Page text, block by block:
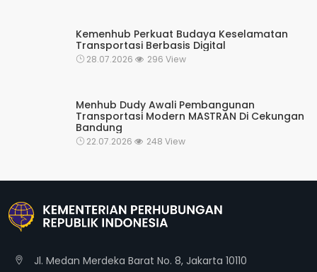
Kemenhub Perkuat Budaya Keselamatan
Transportasi Berbasis Digital
28.07.2026 296 View
Menhub Dudy Awali Pembangunan
Transportasi Modern MASTRAN Di Cekungan
Bandung
22.07.2026 248 View
Jl. Medan Merdeka Barat No. 8, Jakarta 10110